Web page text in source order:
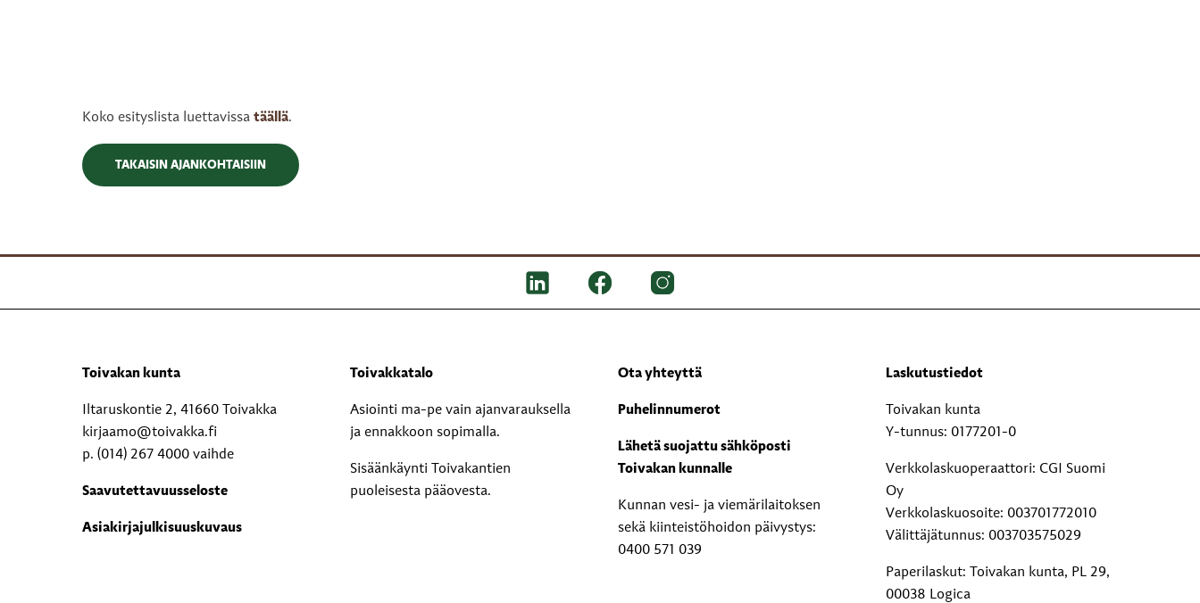
Koko esityslista luettavissa täällä.
TAKAISIN AJANKOHTAISIIN
Toivakan kunta
Iltaruskontie 2, 41660 Toivakka
kirjaamo@toivakka.fi
p. (014) 267 4000 vaihde
Saavutettavuusseloste
Asiakirjajulkisuuskuvaus
Toivakkatalo
Asiointi ma-pe vain ajanvarauksella
ja ennakkoon sopimalla.
Sisäänkäynti Toivakantien
puoleisesta pääovesta.
Ota yhteyttä
Puhelinnumerot
Lähetä suojattu sähköposti
Toivakan kunnalle
Kunnan vesi- ja viemärilaitoksen
sekä kiinteistöhoidon päivystys:
0400 571 039
Laskutustiedot
Toivakan kunta
Y-tunnus: 0177201-0
Verkkolaskuoperaattori: CGI Suomi
Oy
Verkkolaskuosoite: 003701772010
Välittäjätunnus: 003703575029
Paperilaskut: Toivakan kunta, PL 29,
00038 Logica